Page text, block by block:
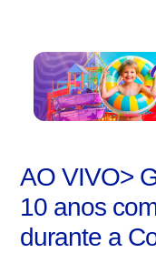
AO VIVO>
10 anos
durante a